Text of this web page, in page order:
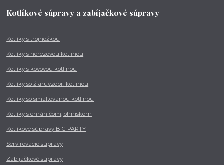
Kotlíkové súpravy a zabíjačkové súpravy
Kotlíky s trojnožkou
Kotlíky s nerezovou kotlinou
Kotlíky s kovovou kotlinou
Kotlíky so žiaruvzdor. kotlinou
Kotlíky so smaltovanou kotlinou
Kotlíky s chráničom, ohniskom
Kotlíkové súpravy BIG PARTY
Servírovacie súpravy
Zabíjačkové súpravy